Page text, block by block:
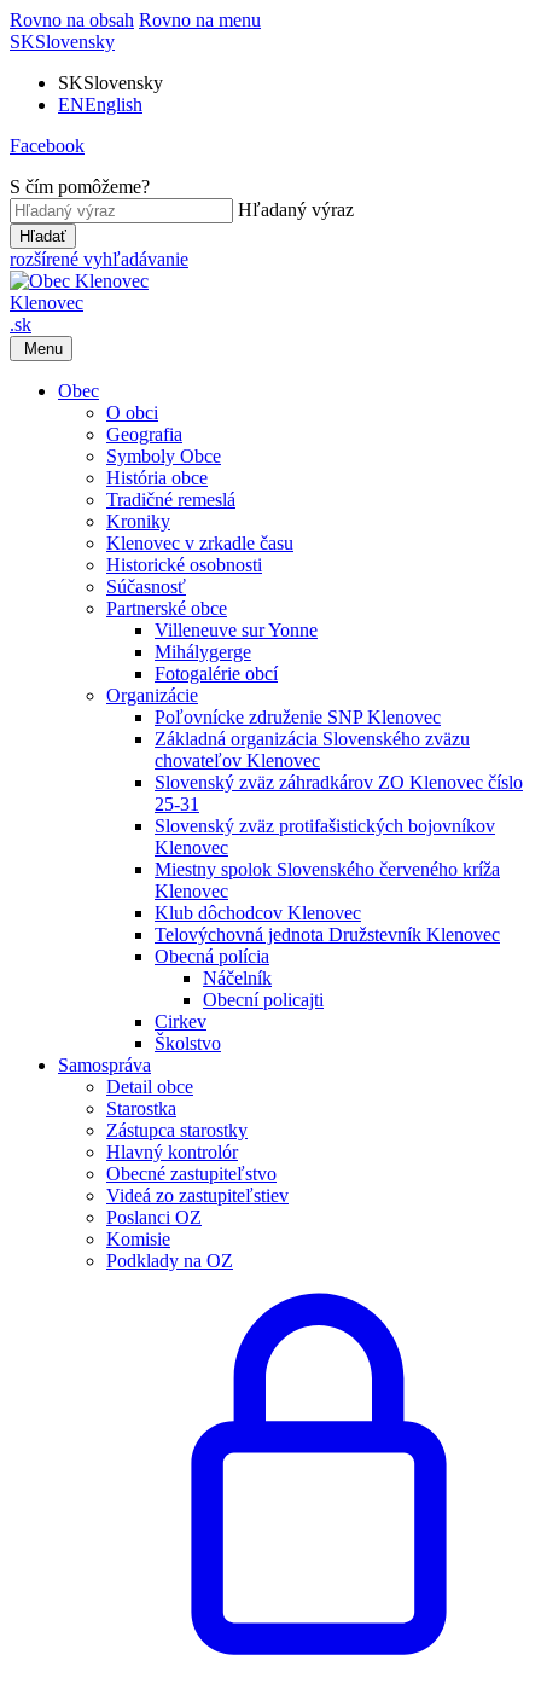
Rovno na obsah Rovno na menu
SKSlovensky
SKSlovensky
ENEnglish
Facebook
S čím pomôžeme?
Hľadaný výraz
Hľadať
rozšírené vyhľadávanie
Klenovec
.sk
Menu
Obec
O obci
Geografia
Symboly Obce
História obce
Tradičné remeslá
Kroniky
Klenovec v zrkadle času
Historické osobnosti
Súčasnosť
Partnerské obce
Villeneuve sur Yonne
Mihálygerge
Fotogalérie obcí
Organizácie
Poľovnícke združenie SNP Klenovec
Základná organizácia Slovenského zväzu
chovateľov Klenovec
Slovenský zväz záhradkárov ZO Klenovec číslo
25-31
Slovenský zväz protifašistických bojovníkov
Klenovec
Miestny spolok Slovenského červeného kríža
Klenovec
Klub dôchodcov Klenovec
Telovýchovná jednota Družstevník Klenovec
Obecná polícia
Náčelník
Obecní policajti
Cirkev
Školstvo
Samospráva
Detail obce
Starostka
Zástupca starostky
Hlavný kontrolór
Obecné zastupiteľstvo
Videá zo zastupiteľstiev
Poslanci OZ
Komisie
Podklady na OZ